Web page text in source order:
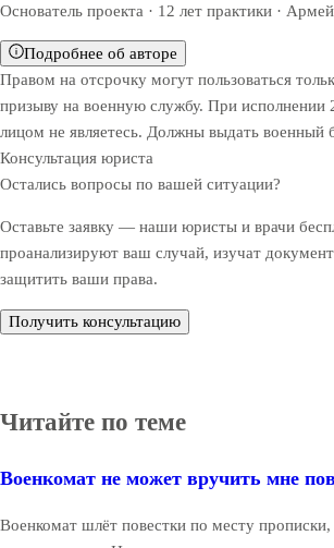
Основатель проекта · 12 лет практики ·
Подробнее об авторе
Правом на отсрочку могут пользоваться
призыву на военную службу. При исполнении
лицом не являетесь. Должны выдать военный
Консультация юриста
Остались вопросы по вашей ситуации?
Оставьте заявку — наши юристы и врачи
проанализируют ваш случай, изучат
защитить ваши права.
Получить консультацию
Читайте по теме
Военкомат не может вручить мне
Военкомат шлёт повестки по месту прописки,